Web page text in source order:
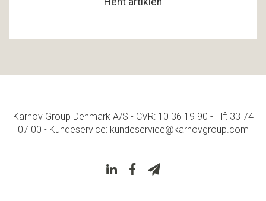
Karnov Group Denmark A/S - CVR: 10 36 19 90 - Tlf: 33 74
07 00 - Kundeservice: kundeservice@karnovgroup.com